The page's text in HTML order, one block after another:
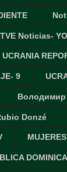
Noticias-
UCRANIA
9
Володимир
Donzé